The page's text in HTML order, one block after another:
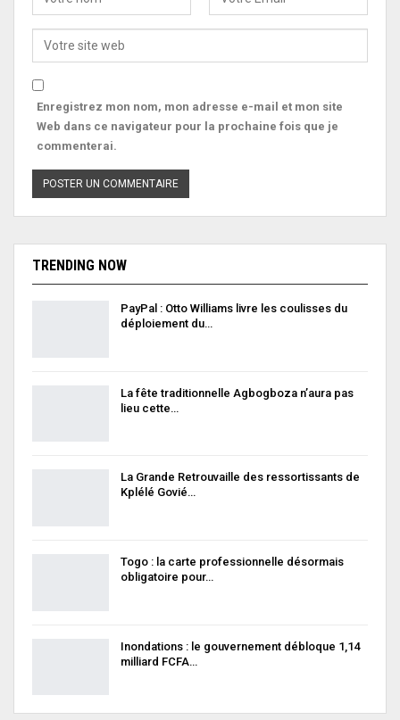
Enregistrez mon nom, mon adresse e-mail et mon site
Web dans ce navigateur pour la prochaine fois que je
commenterai.
TRENDING NOW
PayPal : Otto Williams livre les coulisses du
déploiement du…
La fête traditionnelle Agbogboza n’aura pas
lieu cette…
La Grande Retrouvaille des ressortissants de
Kplélé Govié…
Togo : la carte professionnelle désormais
obligatoire pour…
Inondations : le gouvernement débloque 1,14
milliard FCFA…